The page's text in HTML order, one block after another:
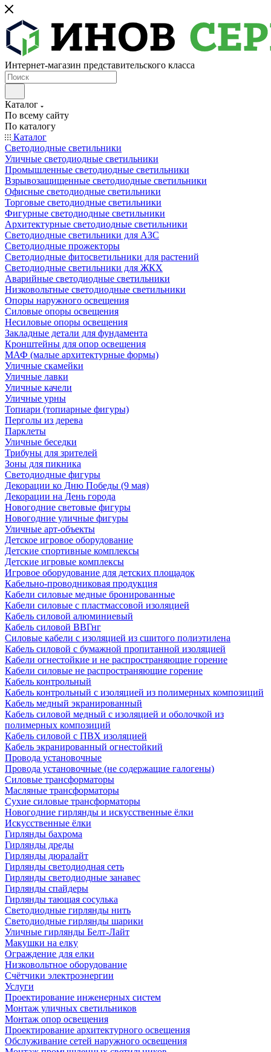
Интернет-магазин представительского класса
Каталог
По всему сайту
По каталогу
Каталог
Светодиодные светильники
Уличные светодиодные светильники
Промышленные светодиодные светильники
Взрывозащищенные светодиодные светильники
Офисные светодиодные светильники
Торговые светодиодные светильники
Фигурные светодиодные светильники
Архитектурные светодиодные светильники
Светодиодные светильники для АЗС
Светодиодные прожекторы
Светодиодные фитосветильники для растений
Светодиодные светильники для ЖКХ
Аварийные светодиодные светильники
Низковольтные светодиодные светильники
Опоры наружного освещения
Силовые опоры освещения
Несиловые опоры освещения
Закладные детали для фундамента
Кронштейны для опор освещения
МАФ (малые архитектурные формы)
Уличные скамейки
Уличные лавки
Уличные качели
Уличные урны
Топиари (топиарные фигуры)
Перголы из дерева
Парклеты
Уличные беседки
Трибуны для зрителей
Зоны для пикника
Светодиодные фигуры
Декорации ко Дню Победы (9 мая)
Декорации на День города
Новогодние световые фигуры
Новогодние уличные фигуры
Уличные арт-объекты
Детское игровое оборудование
Детские спортивные комплексы
Детские игровые комплексы
Игровое оборудование для детских площадок
Кабельно-проводниковая продукция
Кабели силовые медные бронированные
Кабели силовые с пластмассовой изоляцией
Кабель силовой алюминиевый
Кабель силовой ВВГнг
Силовые кабели с изоляцией из сшитого полиэтилена
Кабель силовой с бумажной пропитанной изоляцией
Кабели огнестойкие и не распространяющие горение
Кабели силовые не распространяющие горение
Кабель контрольный
Кабель контрольный с изоляцией из полимерных композиций
Кабель медный экранированный
Кабель силовой медный с изоляцией и оболочкой из
полимерных композиций
Кабель силовой с ПВХ изоляцией
Кабель экранированный огнестойкий
Провода установочные
Провода установочные (не содержащие галогены)
Силовые трансформаторы
Масляные трансформаторы
Сухие силовые трансформаторы
Новогодние гирлянды и искусственные ёлки
Искусственные ёлки
Гирлянды бахрома
Гирлянды дреды
Гирлянды дюралайт
Гирлянды светодиодная сеть
Гирлянды светодиодные занавес
Гирлянды спайдеры
Гирлянды тающая сосулька
Светодиодные гирлянды нить
Светодиодные гирлянды шарики
Уличные гирлянды Белт-Лайт
Макушки на елку
Ограждение для елки
Низковольтное оборудование
Счётчики электроэнергии
Услуги
Проектирование инженерных систем
Монтаж уличных светильников
Монтаж опор освещения
Проектирование архитектурного освещения
Обслуживание сетей наружного освещения